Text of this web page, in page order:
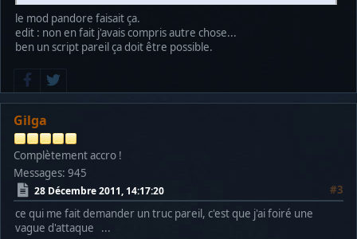
le mod pandore faisait ça.
edit : non en fait j'avais compris autre chose...
ben un script pareil ça doit être possible.
Gilga
Complètement accro !
Messages: 945
28 Décembre 2011, 14:17:20
#3
ce qui me fait demander un truc pareil, c'est que j'ai foiré une
vague d'attaque ...